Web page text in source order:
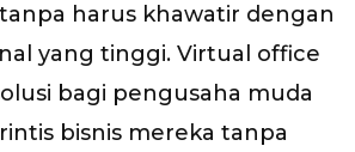
harus khawatir dengan
yang tinggi. Virtual office
bagi pengusaha muda
bisnis mereka tanpa